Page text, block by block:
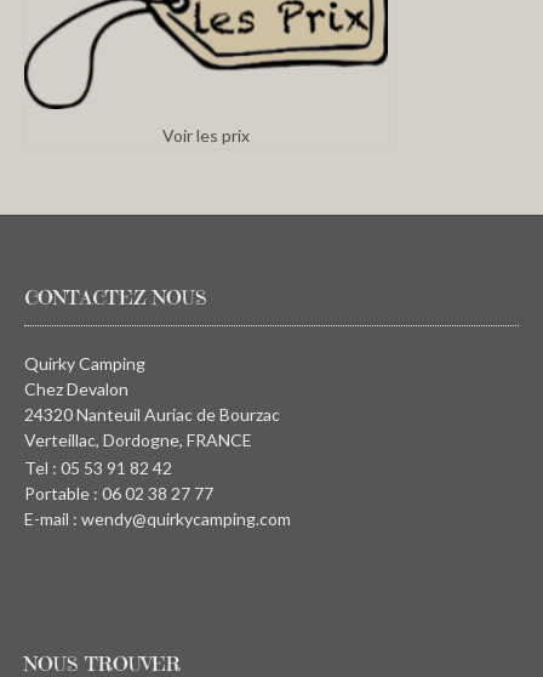
Voir les prix
CONTACTEZ NOUS
Quirky Camping
Chez Devalon
24320 Nanteuil Auriac de Bourzac
Verteillac, Dordogne, FRANCE
Tel : 05 53 91 82 42
Portable : 06 02 38 27 77
E-mail : wendy@quirkycamping.com
NOUS TROUVER